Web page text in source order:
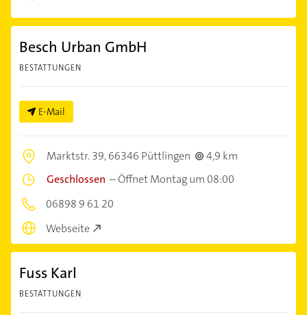
Besch Urban GmbH
BESTATTUNGEN
E-Mail
Marktstr. 39,66346 Püttlingen
4,9 km
Geschlossen –Öffnet Montag um 08:00
06898 9 61 20
Webseite
Fuss Karl
BESTATTUNGEN